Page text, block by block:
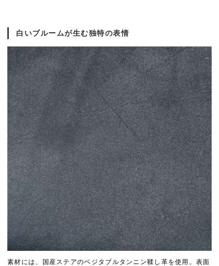
白いブルームが生む独特の表情
素材には、国産ステアのベジタブルタンニン鞣し革を使用。表面